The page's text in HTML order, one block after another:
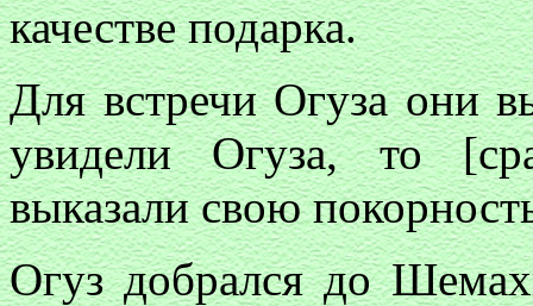
качестве подарка.
Для встречи Огуза они
увидели Огуза, то
выказали свою
Огуз добрался до